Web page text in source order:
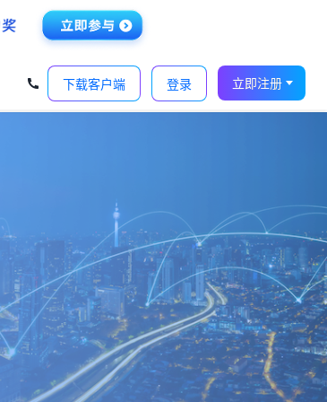
下载客户端 登录 立即注册